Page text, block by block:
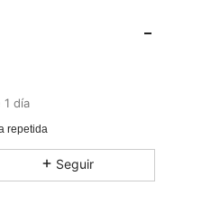
741Seguidores
741
repetida
Seguir